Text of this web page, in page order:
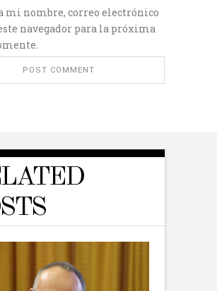
mi nombre, correo electrónico
navegador para la próxima